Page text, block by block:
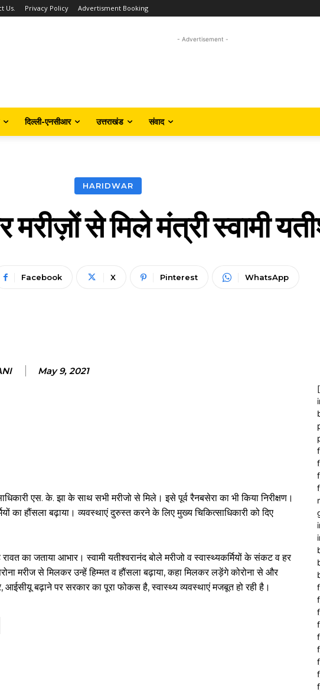
Us. Privacy Policy Advertisment Booking
- Advertisement -
दिल्ली-एनसीआर उत्तराखंड संवाद
HARIDWAR
से मिले मंत्री स्वामी
Facebook X Pinterest WhatsApp
May 9, 2021
एस. के. झा के साथ सभी मरीजो से मिले। इसे पूर्व रैनबसेरा का भी किया निरीक्षण।
का हौंसला बढ़ाया। व्यवस्थाएं दुरुस्त करने के लिए मुख्य चिकित्साधिकारी को दिए
का जताया आभार। स्वामी यतीश्वरानंद बोले मरीजो व स्वास्थ्यकर्मियों के संकट व हर
मरीज से मिलकर उन्हें हिम्मत व हौंसला बढ़ाया, कहा मिलकर लड़ेंगे कोरोना से और
बढ़ाने पर सरकार का पूरा फोकस है, स्वास्थ्य व्यवस्थाएं मजबूत हो रही है।